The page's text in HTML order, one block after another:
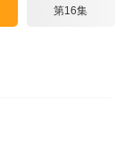
第16集